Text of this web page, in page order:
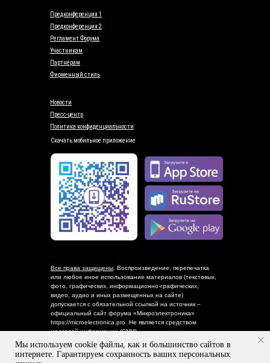
Мы используем cookie файлы, как и большинство сайтов в
интернете. Гарантируем сохранность ваших персональных
Предконференция 1
Предконференция 2
Регламент Форума
Участникам
Партнёрам
Фирменный стиль
Новости
Пресс-центр
Политика конфиденциальности
Все права защищены . Воспроизведение, перепечатка
или любое иное использование материалов (текстовых,
фото, графических, информационно-графических,
видео, аудио и иных размещенных на сайте)
допускается с обязательной ссылкой на источник –
официальный сайт форума «Микроэлектроника»
https://microelectronica.pro. Не является средством
массовой информации (СМИ)
© 2015– 2026 Российский форум «Микроэлектроника»
Скачать мобильное приложение